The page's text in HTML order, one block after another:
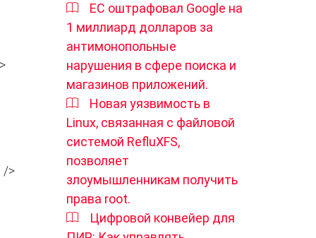
ЕС оштрафовал Google на
1 миллиард долларов за
антимонопольные
нарушения в сфере поиска и
магазинов приложений.
Новая уязвимость в
Linux, связанная с файловой
системой RefluXFS,
позволяет
злоумышленникам получить
права root.
Цифровой конвейер для